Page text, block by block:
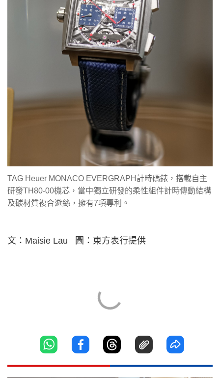
TAG Heuer MONACO EVERGRAPH計時碼錶，搭載自主
研發TH80-00機芯，當中獨立研發的柔性組件計時傳動結構
及碳材質複合遊絲，擁有7項專利。
文：Maisie Lau 圖：東方表行提供